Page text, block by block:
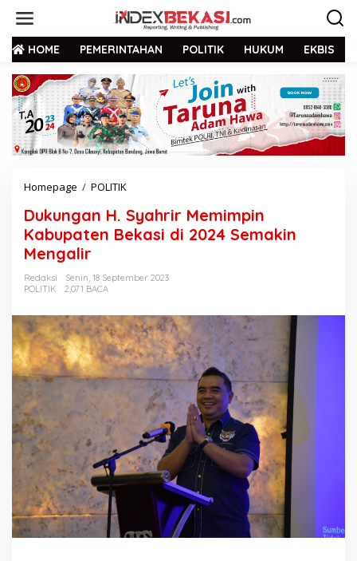
HOME PEMERINTAHAN POLITIK HUKUM EKBIS
Homepage / POLITIK
Dukungan H. Syahrir Memimpin
Kabupaten Bekasi di 2024 Semakin
Mengalir
Redaksi
Senin, 18 September 2023
POLITIK
2,071 BACA